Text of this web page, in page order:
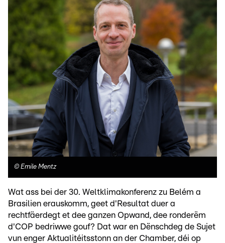
© Emile Mentz
Wat ass bei der 30. Weltklimakonferenz zu Belém a
Brasilien erauskomm, geet d'Resultat duer a
rechtfäerdegt et dee ganzen Opwand, dee ronderëm
d'COP bedriwwe gouf? Dat war en Dënschdeg de Sujet
vun enger Aktualitéitsstonn an der Chamber, déi op